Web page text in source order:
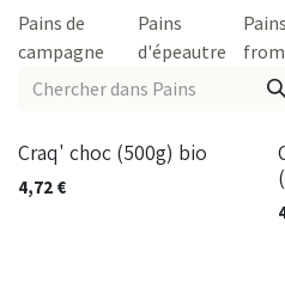
Pains de
campagne
Pains
d'épeautre
Craq' choc (500g) bio
4,72 €